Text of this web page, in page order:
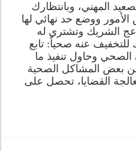
المهني، وبانتظارك
ووضع حد نهائي لها
الشريك وتشتري له
عنه صحياً: تابع
الصحي وحاول تنفيذ ما
بعض المشاكل الصحية
القضايا، تحصل على